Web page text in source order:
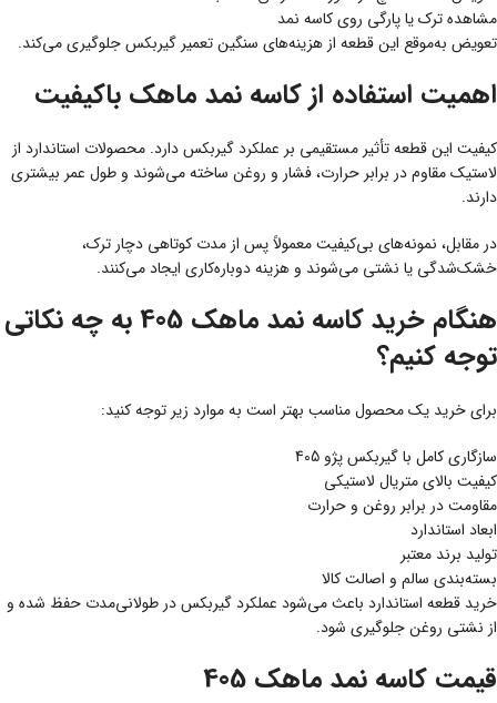
مشاهده ترک یا پارگی روی کاسه نمد
تعویض به‌موقع این قطعه از هزینه‌های سنگین تعمیر گیربکس جلوگیری می‌کند.
اهمیت استفاده از کاسه نمد ماهک باکیفیت
کیفیت این قطعه تأثیر مستقیمی بر عملکرد گیربکس دارد. محصولات استاندارد از
لاستیک مقاوم در برابر حرارت، فشار و روغن ساخته می‌شوند و طول عمر بیشتری
دارند.
در مقابل، نمونه‌های بی‌کیفیت معمولاً پس از مدت کوتاهی دچار ترک،
خشک‌شدگی یا نشتی می‌شوند و هزینه دوباره‌کاری ایجاد می‌کنند.
هنگام خرید کاسه نمد ماهک 405 به چه نکاتی
توجه کنیم؟
برای خرید یک محصول مناسب بهتر است به موارد زیر توجه کنید:
سازگاری کامل با گیربکس پژو 405
کیفیت بالای متریال لاستیکی
مقاومت در برابر روغن و حرارت
ابعاد استاندارد
تولید برند معتبر
بسته‌بندی سالم و اصالت کالا
خرید قطعه استاندارد باعث می‌شود عملکرد گیربکس در طولانی‌مدت حفظ شده و
از نشتی روغن جلوگیری شود.
قیمت کاسه نمد ماهک 405